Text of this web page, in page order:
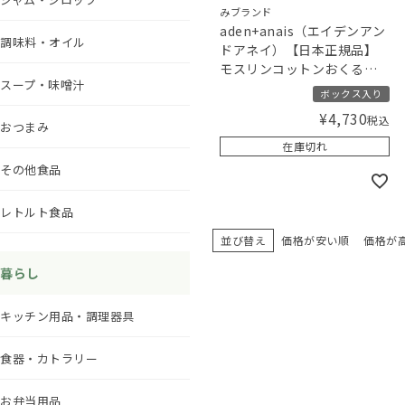
調味料・オイル
スープ・味噌汁
おつまみ
その他食品
レトルト食品
暮らし
キッチン用品・調理器具
食器・カトラリー
お弁当用品
みブランド
aden+anais（エイデンアン
ドアネイ）【日本正規品】
モスリンコットンおくる
み 2枚セット ジャングルジ
ャム jungle jam swaddle 2
ボックス入り
¥4,730税込
在庫切れ
並び替え 価格が安い順 価格が